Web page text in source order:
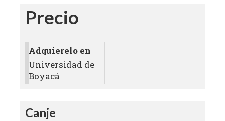
Precio
Adquierelo en
Universidad de
Boyacá
Canje